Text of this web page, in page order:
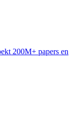
200M+ papers en